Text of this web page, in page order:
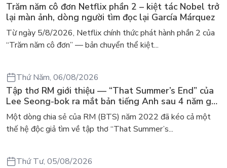
Trăm năm cô đơn Netflix phần 2 – kiệt tác Nobel trở
lại màn ảnh, dòng người tìm đọc lại García Márquez
Từ ngày 5/8/2026, Netflix chính thức phát hành phần 2 của
“Trăm năm cô đơn” — bản chuyển thể kiệt...
Thứ Năm, 06/08/2026
Tập thơ RM giới thiệu — “That Summer’s End” của
Lee Seong-bok ra mắt bản tiếng Anh sau 4 năm gây
sốt
Một dòng chia sẻ của RM (BTS) năm 2022 đã kéo cả một
thế hệ độc giả tìm về tập thơ “That Summer’s...
Thứ Tư, 05/08/2026